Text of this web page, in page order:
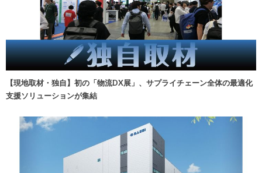
【現地取材・独自】初の「物流DX展」、サプライチェーン全体の最適化
支援ソリューションが集結